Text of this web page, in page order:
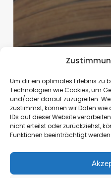
Um dir ein optimales Erlebnis zu
Technologien wie Cookies, um
und/oder darauf zuzugreifen.
zustimmst, können wir Daten
IDs auf dieser Website
nicht erteilst oder zurückziehst,
Funktionen beeinträchtigt werden.
Belletristik
Rezension:
der Toskana
Susanne April 30,